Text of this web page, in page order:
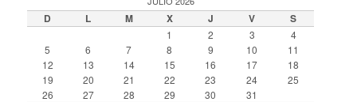
D L M X J V S
1 2 3
4
5
6 7 8 9 10
11
12
13 14 15 16 17
18
19
20 21 22 23 24
25
26
27 28 29 30 31